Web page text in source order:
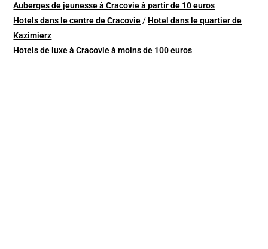
Auberges de jeunesse à Cracovie à partir de 10 euros
Hotels dans le centre de Cracovie / Hotel dans le quartier de
Kazimierz
Hotels de luxe à Cracovie à moins de 100 euros